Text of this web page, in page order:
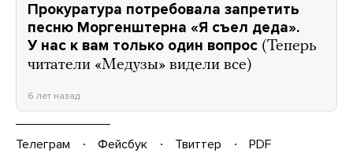
Прокуратура потребовала запретить
песню Моргенштерна «Я съел деда».
У нас к вам только один вопрос (Теперь
читатели «Медузы» видели все)
6 лет назад
Телеграм Фейсбук Твиттер
PDF